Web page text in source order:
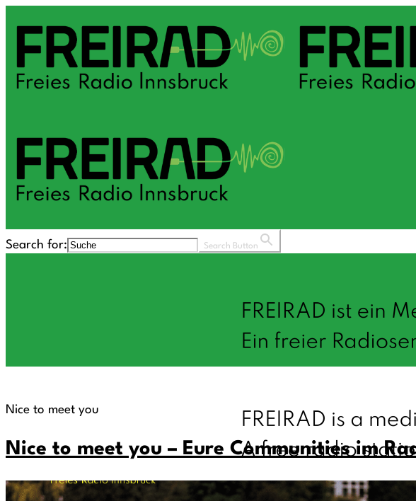
Search for: Search Button
Nice to meet you
Nice to meet you – Eure Communities im